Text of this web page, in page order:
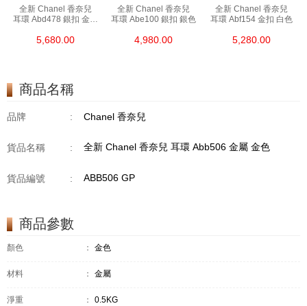
全新 Chanel 香奈兒
耳環 Abd478 銀扣 金屬
5,680.00
全新 Chanel 香奈兒
耳環 Abe100 銀扣 銀色
4,980.00
全新 Chanel 香奈兒
耳環 Abf154 金扣 白色
5,280.00
商品名稱
品牌 : Chanel 香奈兒
貨品名稱 : 全新 Chanel 香奈兒 耳環 Abb506 金屬 金色
貨品編號 : ABB506 GP
商品參數
顏色 ： 金色
材料 ： 金屬
淨重 ： 0.5KG